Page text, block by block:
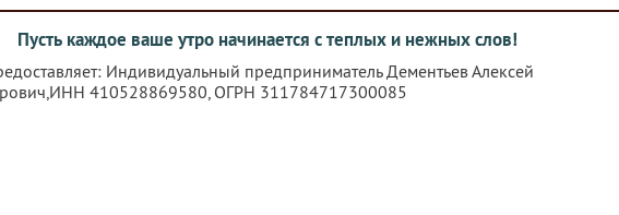
Пусть каждое ваше утро начинается с теплых и нежных слов!
Индивидуальный предприниматель Дементьев Алексей
ИНН 410528869580 , ОГРН 311784717300085